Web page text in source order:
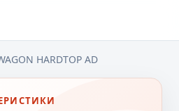
HARDTOP AD